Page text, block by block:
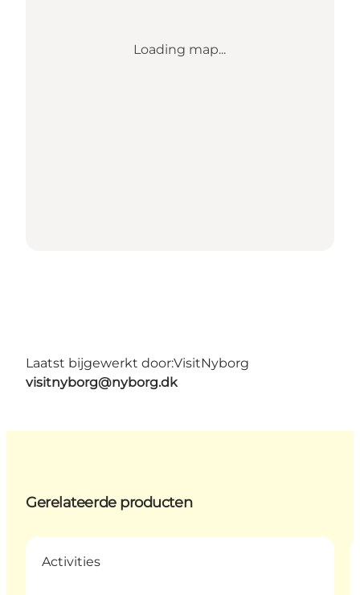
Loading map...
Laatst bijgewerkt door:VisitNyborg
visitnyborg@nyborg.dk
Gerelateerde producten
Activities